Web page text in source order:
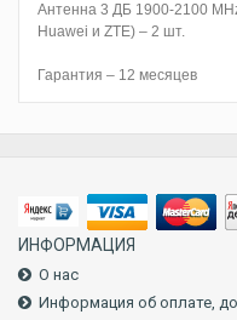
Антенна 3 ДБ 1900-2100
Huawei и ZTE) – 2 шт.
Гарантия – 12 месяцев
ИНФОРМАЦИЯ
О нас
Информация об оплате,